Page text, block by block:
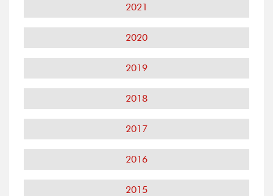
2021
2020
2019
2018
2017
2016
2015